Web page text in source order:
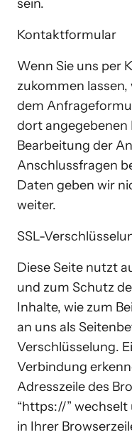
sein.
Kontaktformular
Wenn Sie uns per
zukommen
dem
dort
Bearbeitung der
Anschlussfragen
Daten geben wir
weiter.
SSL-
Diese Seite nutzt
und zum Schutz
Inhalte, wie zum
an uns als
Verschlüsselung.
Verbindung
Adresszeile des
“https://”
in Ihrer